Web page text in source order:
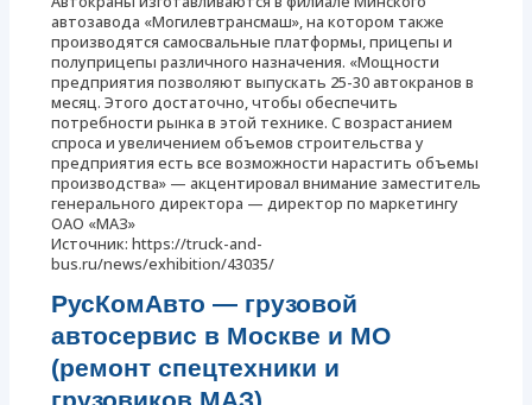
автозавода «Могилевтрансмаш», на котором также
производятся самосвальные платформы, прицепы и
полуприцепы различного назначения. «Мощности
предприятия позволяют выпускать 25-30 автокранов в
месяц. Этого достаточно, чтобы обеспечить
потребности рынка в этой технике. С возрастанием
спроса и увеличением объемов строительства у
предприятия есть все возможности нарастить объемы
производства» — акцентировал внимание заместитель
генерального директора — директор по маркетингу
ОАО «МАЗ»
Источник: https://truck-and-
bus.ru/news/exhibition/43035/
РусКомАвто — грузовой
автосервис в Москве и МО
(ремонт спецтехники и
грузовиков МАЗ)